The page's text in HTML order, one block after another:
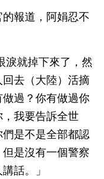
報道，阿娟忍不
淚就掉下來了，然
去（大陸）活摘
過？你有做過你
我要告訴全世
是不是全部都認
是沒有一個警察
話。」